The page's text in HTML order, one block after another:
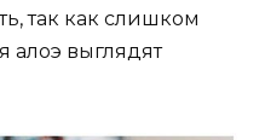
так как слишком
алоэ выглядят